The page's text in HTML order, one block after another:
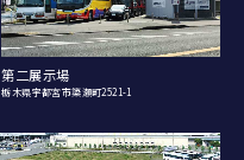
第二展示場
栃木県宇都宮市簗瀬町2521-1